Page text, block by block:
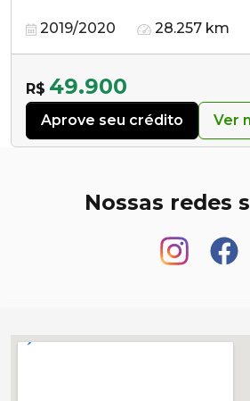
2019/2020 28.257 km
R$ 49.900
Aprove seu crédito Ver
Nossas redes